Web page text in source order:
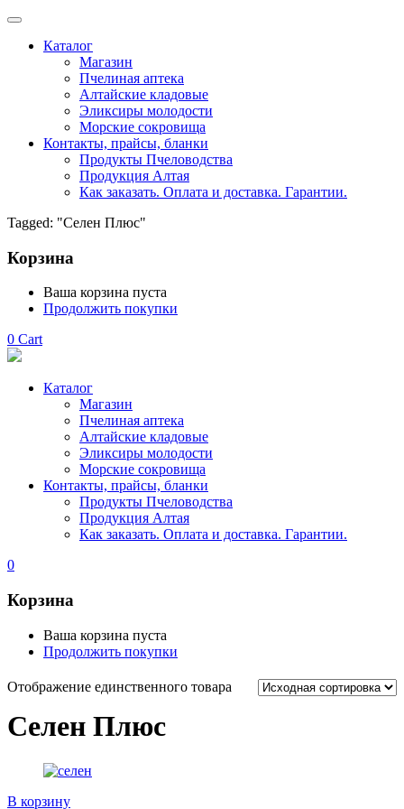
Каталог
Магазин
Пчелиная аптека
Алтайские кладовые
Эликсиры молодости
Морские сокровища
Контакты, прайсы, бланки
Продукты Пчеловодства
Продукция Алтая
Как заказать. Оплата и доставка. Гарантии.
Tagged: "Селен Плюс"
Корзина
Ваша корзина пуста
Продолжить покупки
0 Cart
Каталог
Магазин
Пчелиная аптека
Алтайские кладовые
Эликсиры молодости
Морские сокровища
Контакты, прайсы, бланки
Продукты Пчеловодства
Продукция Алтая
Как заказать. Оплата и доставка. Гарантии.
0
Корзина
Ваша корзина пуста
Продолжить покупки
Отображение единственного товара
Селен Плюс
В корзину